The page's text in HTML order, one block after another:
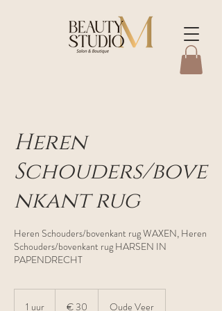
Heren
Schouders/bove
nkant rug
Heren Schouders/bovenkant rug WAXEN, Heren
Schouders/bovenkant rug HARSEN IN
PAPENDRECHT
1 uur € 30 Oude Veer